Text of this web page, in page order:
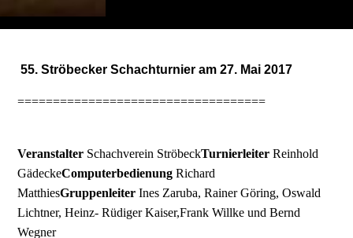
55. Ströbecker Schachturnier am 27. Mai 2017
===================================
Veranstalter Schachverein StröbeckTurnierleiter Reinhold
GädeckeComputerbedienung Richard
MatthiesGruppenleiter Ines Zaruba, Rainer Göring, Oswald
Lichtner, Heinz- Rüdiger Kaiser,Frank Willke und Bernd
Wegner